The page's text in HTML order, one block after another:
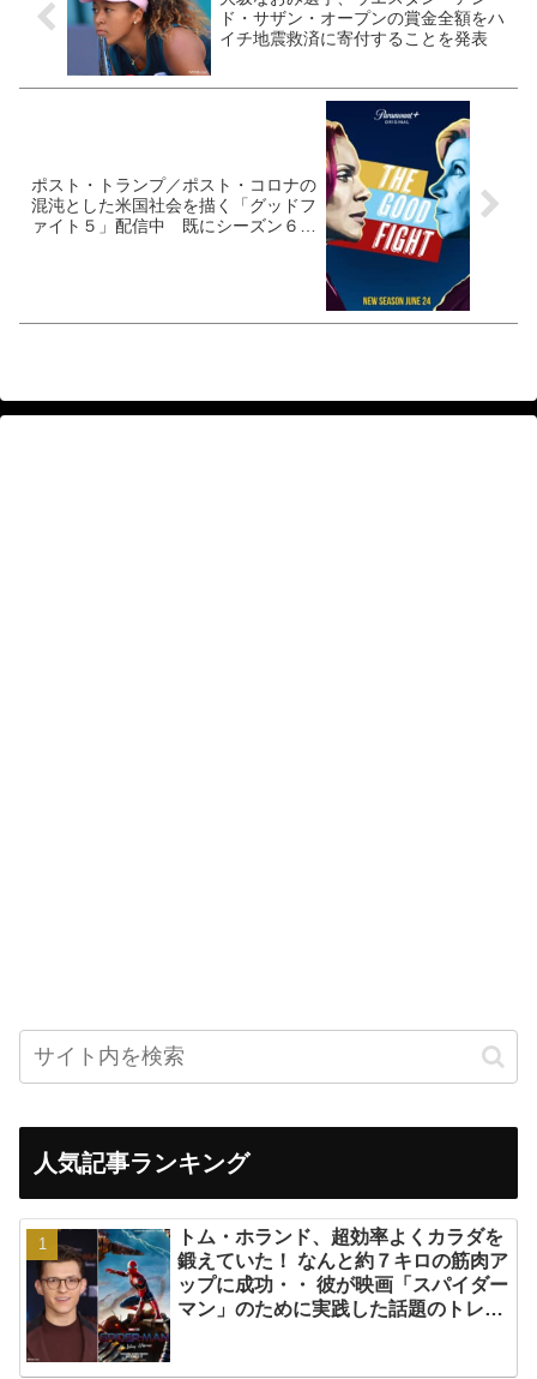
ド・サザン・オープンの賞金全額をハ
イチ地震救済に寄付することを発表
ポスト・トランプ／ポスト・コロナの
混沌とした米国社会を描く「グッドフ
ァイト５」配信中 既にシーズン６更
人気記事ランキング
トム・ホランド、超効率よくカラダを
鍛えていた！ なんと約７キロの筋肉ア
ップに成功・・ 彼が映画「スパイダー
マン」のために実践した話題のトレー